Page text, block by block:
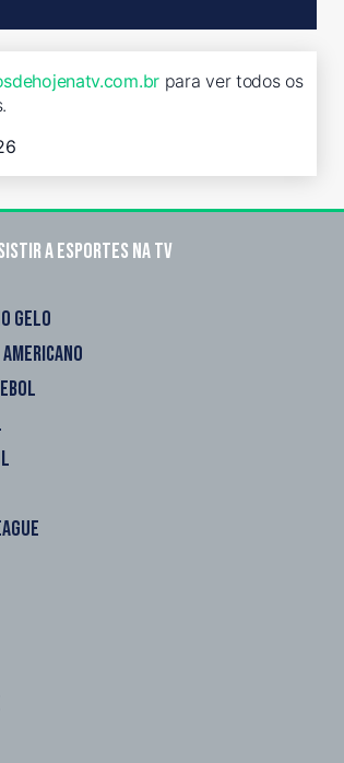
para ver todos os
a esportes na TV
GELO